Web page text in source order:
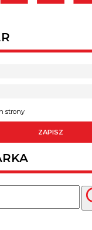
strony